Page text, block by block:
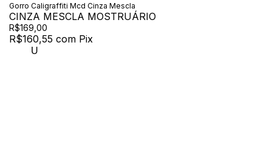
Gorro Caligraffiti Mcd Cinza Mescla
CINZA MESCLA MOSTRUÁRIO
R$169,00
R$160,55 com Pix
U